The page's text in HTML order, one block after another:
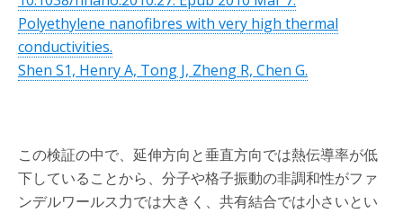
Polyethylene nanofibres with very high thermal
conductivities.
Shen S1, Henry A, Tong J, Zheng R, Chen G.
この検証の中で、延伸方向と垂直方向では熱伝導率が低
下していることから、分子や格子振動の非調和性がファ
ンデルワールス力では大きく、共有結合では小さいとい